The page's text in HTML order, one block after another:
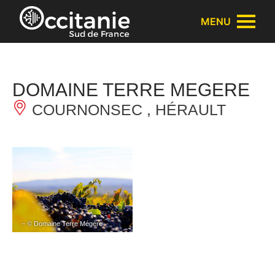
Panneau de gestion des cookies
MENU
DOMAINE TERRE MEGERE
COURNONSEC , HÉRAULT
– © Domaine Terre Mégère